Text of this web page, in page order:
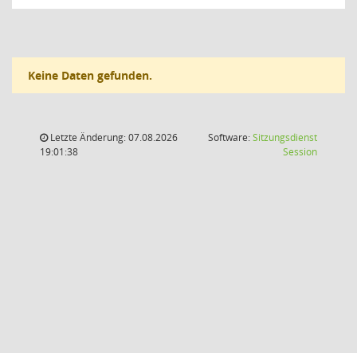
Keine Daten gefunden.
Letzte Änderung: 07.08.2026
19:01:38
Software:Sitzungsdienst
Session(Wird in